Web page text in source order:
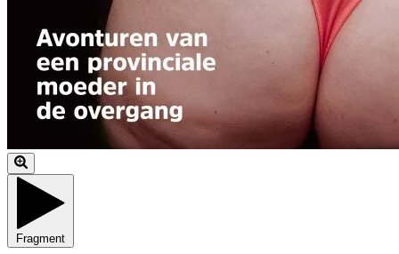
Fragment